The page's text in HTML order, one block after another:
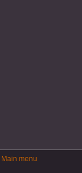
Main menu
Main menu